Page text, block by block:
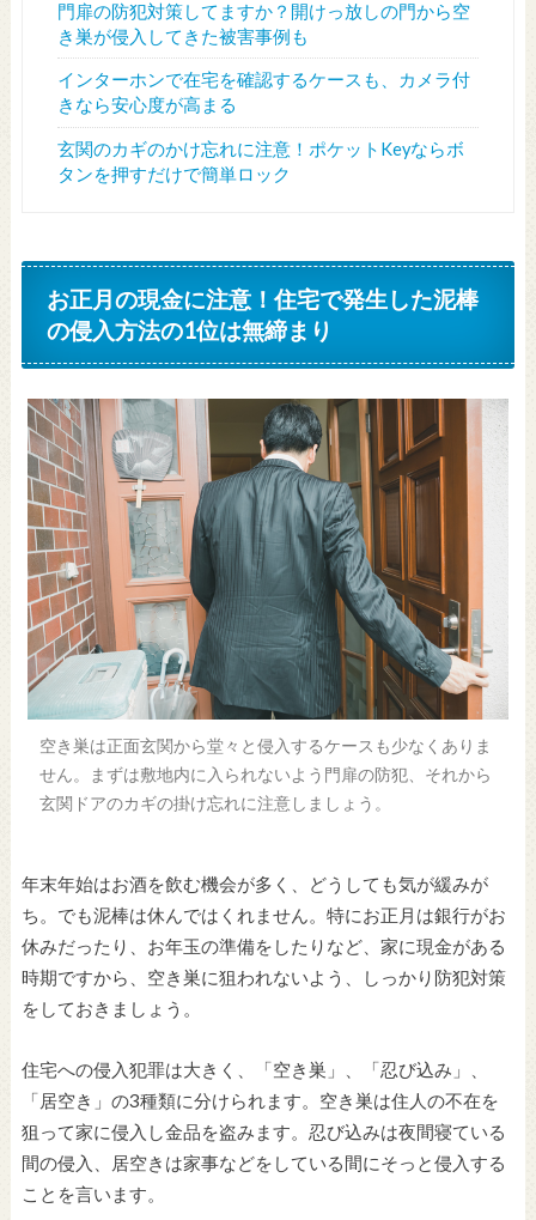
門扉の防犯対策してますか？開けっ放しの門から空
き巣が侵入してきた被害事例も
インターホンで在宅を確認するケースも、カメラ付
きなら安心度が高まる
玄関のカギのかけ忘れに注意！ポケットKeyならボ
タンを押すだけで簡単ロック
お正月の現金に注意！住宅で発生した泥棒
の侵入方法の1位は無締まり
空き巣は正面玄関から堂々と侵入するケースも少なくありま
せん。まずは敷地内に入られないよう門扉の防犯、それから
玄関ドアのカギの掛け忘れに注意しましょう。
年末年始はお酒を飲む機会が多く、どうしても気が緩みが
ち。でも泥棒は休んではくれません。特にお正月は銀行がお
休みだったり、お年玉の準備をしたりなど、家に現金がある
時期ですから、空き巣に狙われないよう、しっかり防犯対策
をしておきましょう。
住宅への侵入犯罪は大きく、「空き巣」、「忍び込み」、
「居空き」の3種類に分けられます。空き巣は住人の不在を
狙って家に侵入し金品を盗みます。忍び込みは夜間寝ている
間の侵入、居空きは家事などをしている間にそっと侵入する
ことを言います。